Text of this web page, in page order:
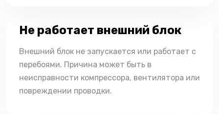
Не работает внешний блок
Внешний блок не запускается или работает с
перебоями. Причина может быть в
неисправности компрессора, вентилятора или
повреждении проводки.